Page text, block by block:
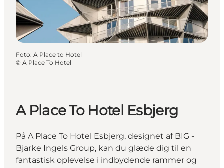
Foto: A Place to Hotel
© A Place To Hotel
A Place To Hotel Esbjerg
På A Place To Hotel Esbjerg, designet af BIG -
Bjarke Ingels Group, kan du glæde dig til en
fantastisk oplevelse i indbydende rammer og